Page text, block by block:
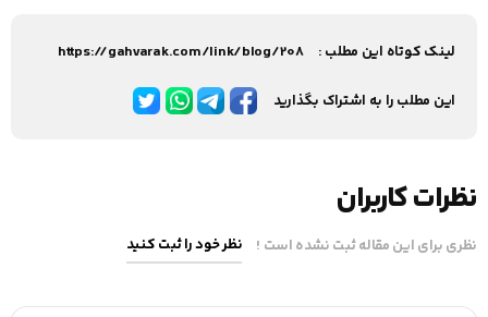
لینک کوتاه این مطلب : https://gahvarak.com/link/blog/208
این مطلب را به اشتراک بگذارید
نظرات کاربران
نظری برای این مقاله ثبت نشده است ! نظر خود را ثبت کنید